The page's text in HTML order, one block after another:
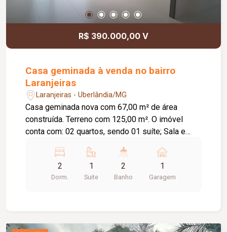
R$ 390.000,00 V
Casa geminada à venda no bairro
Laranjeiras
Laranjeiras - Uberlândia/MG
Casa geminada nova com 67,00 m² de área
construída. Terreno com 125,00 m². O imóvel
conta com: 02 quartos, sendo 01 suíte; Sala e
Banheiro social; Área de serviço; Garagem;
Diferenciais: Infraestrutura pronta para instalação
de ar-condicionado na sala e nos quartos; Rede
praticidade e um imóvel novo.
2
Dorm.
1
Suite
2
Banho
1
Garagem